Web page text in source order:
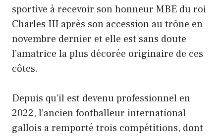
sportive à recevoir son honneur MBE du roi
Charles III après son accession au trône en
novembre dernier et elle est sans doute
l’amatrice la plus décorée originaire de ces
côtes.
Depuis qu’il est devenu professionnel en
2022, l’ancien footballeur international
gallois a remporté trois compétitions, dont